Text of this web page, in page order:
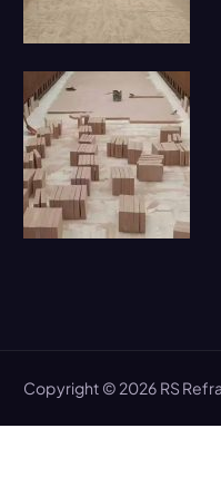
Copyright © 2026 RS